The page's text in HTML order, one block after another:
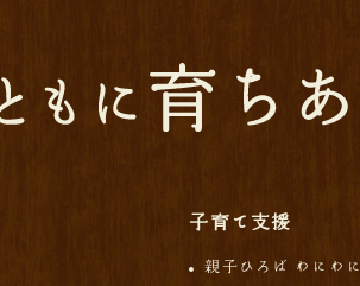
子育て支援
親子ひろば わにわに